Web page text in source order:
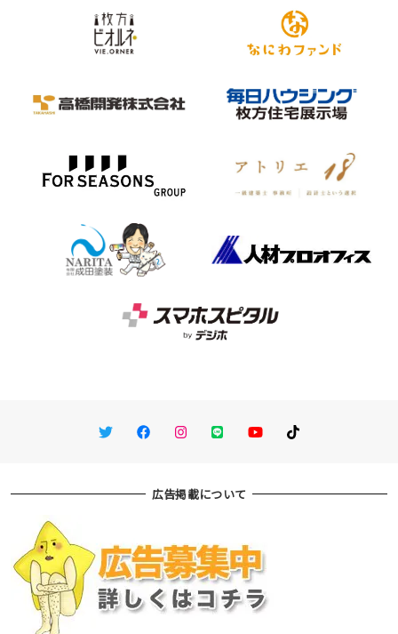
TwitterFacebookInstagram
LINE You TubeTikTok
広告掲載について